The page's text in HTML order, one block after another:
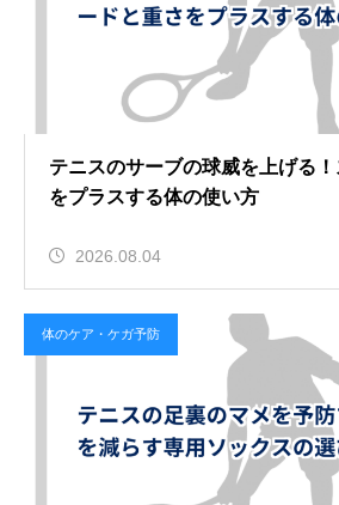
テニスのサーブの球威を上げる
をプラスする体の使い方
2026.08.04
体のケア・ケガ予防